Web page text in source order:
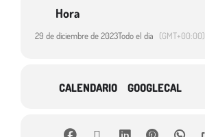
el Mercado Municipal.
Hora
29 de diciembre de 2023Todo el día (GMT+00:00)
CALENDARIO GOOGLECAL